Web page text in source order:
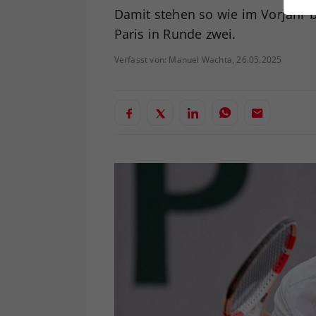
Damit stehen so wie im Vorjahr
Paris in Runde zwei.
Verfasst von: Manuel Wachta, 26.05.2025